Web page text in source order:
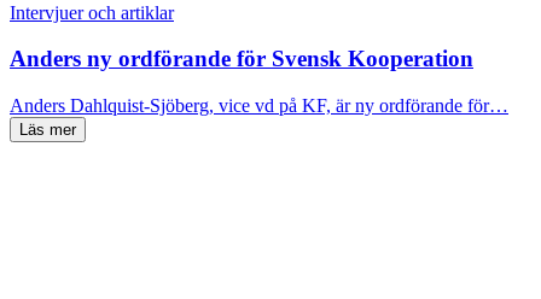
Intervjuer och artiklar
Anders ny ordförande för Svensk Kooperation
Anders Dahlquist-Sjöberg, vice vd på KF, är ny ordförande för…
Läs mer